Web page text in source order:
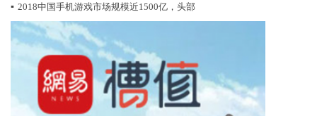
▪ 2018中国手机游戏市场规模近1500亿，头部